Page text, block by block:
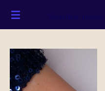
Ga
hoofdinhoud